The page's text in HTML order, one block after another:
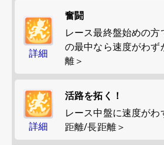
詳細
奮闘
レース最終盤始めの方
の最中なら速度がわず
離＞
詳細
活路を拓く！
レース中盤に速度が
距離/長距離＞